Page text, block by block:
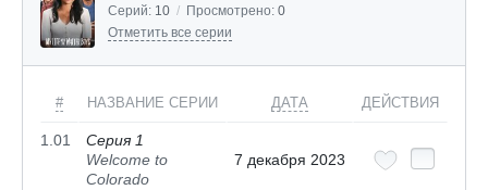
Серий: 10 / Просмотрено: 0
Отметить все серии
# НАЗВАНИЕ СЕРИИ ДАТА ДЕЙСТВИЯ
1.01
Серия 1
Welcome to
Colorado
7 декабря 2023